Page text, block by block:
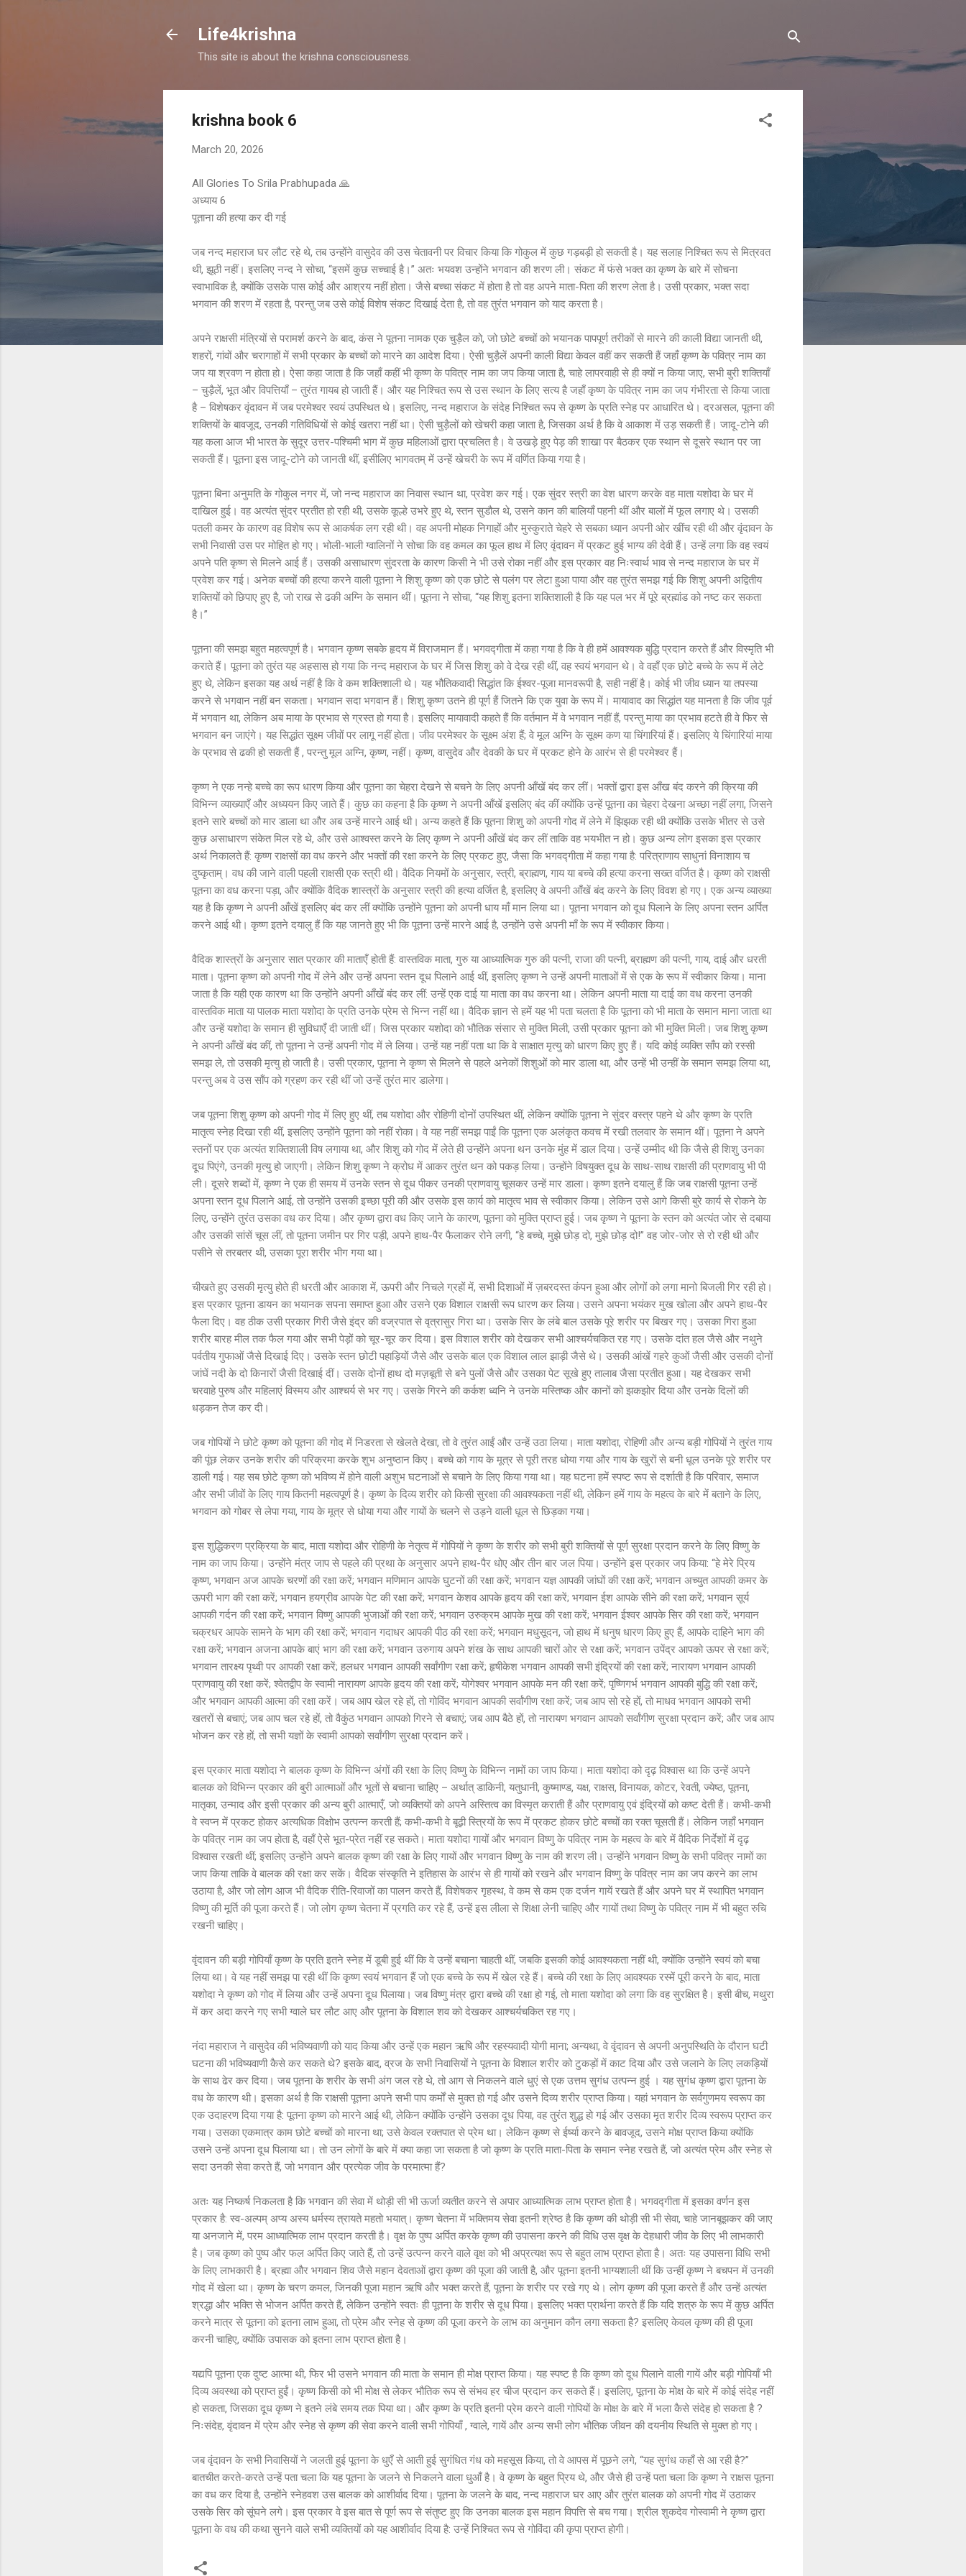
Life4krishna
This site is about the krishna consciousness.
krishna book 6
March 20, 2026
All Glories To Srila Prabhupada 🙏
अध्याय 6
पूताना की हत्या कर दी गई
जब नन्द महाराज घर लौट रहे थे, तब उन्होंने वासुदेव की उस चेतावनी पर विचार किया कि गोकुल में कुछ गड़बड़ी हो सकती है। यह सलाह निश्चित रूप से मित्रवत
थी, झूठी नहीं। इसलिए नन्द ने सोचा, “इसमें कुछ सच्चाई है।” अतः भयवश उन्होंने भगवान की शरण ली। संकट में फंसे भक्त का कृष्ण के बारे में सोचना
स्वाभाविक है, क्योंकि उसके पास कोई और आश्रय नहीं होता। जैसे बच्चा संकट में होता है तो वह अपने माता-पिता की शरण लेता है। उसी प्रकार, भक्त सदा
भगवान की शरण में रहता है, परन्तु जब उसे कोई विशेष संकट दिखाई देता है, तो वह तुरंत भगवान को याद करता है।
अपने राक्षसी मंत्रियों से परामर्श करने के बाद, कंस ने पूतना नामक एक चुड़ैल को, जो छोटे बच्चों को भयानक पापपूर्ण तरीकों से मारने की काली विद्या जानती थी,
शहरों, गांवों और चरागाहों में सभी प्रकार के बच्चों को मारने का आदेश दिया। ऐसी चुड़ैलें अपनी काली विद्या केवल वहीं कर सकती हैं जहाँ कृष्ण के पवित्र नाम का
जप या श्रवण न होता हो। ऐसा कहा जाता है कि जहाँ कहीं भी कृष्ण के पवित्र नाम का जप किया जाता है, चाहे लापरवाही से ही क्यों न किया जाए, सभी बुरी शक्तियाँ
– चुड़ैलें, भूत और विपत्तियाँ – तुरंत गायब हो जाती हैं। और यह निश्चित रूप से उस स्थान के लिए सत्य है जहाँ कृष्ण के पवित्र नाम का जप गंभीरता से किया जाता
है – विशेषकर वृंदावन में जब परमेश्वर स्वयं उपस्थित थे। इसलिए, नन्द महाराज के संदेह निश्चित रूप से कृष्ण के प्रति स्नेह पर आधारित थे। दरअसल, पूतना की
शक्तियों के बावजूद, उनकी गतिविधियों से कोई खतरा नहीं था। ऐसी चुड़ैलों को खेचरी कहा जाता है, जिसका अर्थ है कि वे आकाश में उड़ सकती हैं। जादू-टोने की
यह कला आज भी भारत के सुदूर उत्तर-पश्चिमी भाग में कुछ महिलाओं द्वारा प्रचलित है। वे उखड़े हुए पेड़ की शाखा पर बैठकर एक स्थान से दूसरे स्थान पर जा
सकती हैं। पूतना इस जादू-टोने को जानती थीं, इसीलिए भागवतम् में उन्हें खेचरी के रूप में वर्णित किया गया है।
पूतना बिना अनुमति के गोकुल नगर में, जो नन्द महाराज का निवास स्थान था, प्रवेश कर गई। एक सुंदर स्त्री का वेश धारण करके वह माता यशोदा के घर में
दाखिल हुई। वह अत्यंत सुंदर प्रतीत हो रही थी, उसके कूल्हे उभरे हुए थे, स्तन सुडौल थे, उसने कान की बालियाँ पहनी थीं और बालों में फूल लगाए थे। उसकी
पतली कमर के कारण वह विशेष रूप से आकर्षक लग रही थी। वह अपनी मोहक निगाहों और मुस्कुराते चेहरे से सबका ध्यान अपनी ओर खींच रही थी और वृंदावन के
सभी निवासी उस पर मोहित हो गए। भोली-भाली ग्वालिनों ने सोचा कि वह कमल का फूल हाथ में लिए वृंदावन में प्रकट हुई भाग्य की देवी हैं। उन्हें लगा कि वह स्वयं
अपने पति कृष्ण से मिलने आई हैं। उसकी असाधारण सुंदरता के कारण किसी ने भी उसे रोका नहीं और इस प्रकार वह निःस्वार्थ भाव से नन्द महाराज के घर में
प्रवेश कर गई। अनेक बच्चों की हत्या करने वाली पूतना ने शिशु कृष्ण को एक छोटे से पलंग पर लेटा हुआ पाया और वह तुरंत समझ गई कि शिशु अपनी अद्वितीय
शक्तियों को छिपाए हुए है, जो राख से ढकी अग्नि के समान थीं। पूतना ने सोचा, “यह शिशु इतना शक्तिशाली है कि यह पल भर में पूरे ब्रह्मांड को नष्ट कर सकता
है।”
पूतना की समझ बहुत महत्वपूर्ण है। भगवान कृष्ण सबके हृदय में विराजमान हैं। भगवद्गीता में कहा गया है कि वे ही हमें आवश्यक बुद्धि प्रदान करते हैं और विस्मृति भी
कराते हैं। पूतना को तुरंत यह अहसास हो गया कि नन्द महाराज के घर में जिस शिशु को वे देख रही थीं, वह स्वयं भगवान थे। वे वहाँ एक छोटे बच्चे के रूप में लेटे
हुए थे, लेकिन इसका यह अर्थ नहीं है कि वे कम शक्तिशाली थे। यह भौतिकवादी सिद्धांत कि ईश्वर-पूजा मानवरूपी है, सही नहीं है। कोई भी जीव ध्यान या तपस्या
करने से भगवान नहीं बन सकता। भगवान सदा भगवान हैं। शिशु कृष्ण उतने ही पूर्ण हैं जितने कि एक युवा के रूप में। मायावाद का सिद्धांत यह मानता है कि जीव पूर्व
में भगवान था, लेकिन अब माया के प्रभाव से ग्रस्त हो गया है। इसलिए मायावादी कहते हैं कि वर्तमान में वे भगवान नहीं हैं, परन्तु माया का प्रभाव हटते ही वे फिर से
भगवान बन जाएंगे। यह सिद्धांत सूक्ष्म जीवों पर लागू नहीं होता। जीव परमेश्वर के सूक्ष्म अंश हैं; वे मूल अग्नि के सूक्ष्म कण या चिंगारियां हैं। इसलिए ये चिंगारियां माया
के प्रभाव से ढकी हो सकती हैं , परन्तु मूल अग्नि, कृष्ण, नहीं। कृष्ण, वासुदेव और देवकी के घर में प्रकट होने के आरंभ से ही परमेश्वर हैं।
कृष्ण ने एक नन्हे बच्चे का रूप धारण किया और पूतना का चेहरा देखने से बचने के लिए अपनी आँखें बंद कर लीं। भक्तों द्वारा इस आँख बंद करने की क्रिया की
विभिन्न व्याख्याएँ और अध्ययन किए जाते हैं। कुछ का कहना है कि कृष्ण ने अपनी आँखें इसलिए बंद कीं क्योंकि उन्हें पूतना का चेहरा देखना अच्छा नहीं लगा, जिसने
इतने सारे बच्चों को मार डाला था और अब उन्हें मारने आई थी। अन्य कहते हैं कि पूतना शिशु को अपनी गोद में लेने में झिझक रही थी क्योंकि उसके भीतर से उसे
कुछ असाधारण संकेत मिल रहे थे, और उसे आश्वस्त करने के लिए कृष्ण ने अपनी आँखें बंद कर लीं ताकि वह भयभीत न हो। कुछ अन्य लोग इसका इस प्रकार
अर्थ निकालते हैं: कृष्ण राक्षसों का वध करने और भक्तों की रक्षा करने के लिए प्रकट हुए, जैसा कि भगवद्गीता में कहा गया है: परित्राणाय साधुनां विनाशाय च
दुष्कृताम्। वध की जाने वाली पहली राक्षसी एक स्त्री थी। वैदिक नियमों के अनुसार, स्त्री, ब्राह्मण, गाय या बच्चे की हत्या करना सख्त वर्जित है। कृष्ण को राक्षसी
पूतना का वध करना पड़ा, और क्योंकि वैदिक शास्त्रों के अनुसार स्त्री की हत्या वर्जित है, इसलिए वे अपनी आँखें बंद करने के लिए विवश हो गए। एक अन्य व्याख्या
यह है कि कृष्ण ने अपनी आँखें इसलिए बंद कर लीं क्योंकि उन्होंने पूतना को अपनी धाय माँ मान लिया था। पूतना भगवान को दूध पिलाने के लिए अपना स्तन अर्पित
करने आई थी। कृष्ण इतने दयालु हैं कि यह जानते हुए भी कि पूतना उन्हें मारने आई है, उन्होंने उसे अपनी माँ के रूप में स्वीकार किया।
वैदिक शास्त्रों के अनुसार सात प्रकार की माताएँ होती हैं: वास्तविक माता, गुरु या आध्यात्मिक गुरु की पत्नी, राजा की पत्नी, ब्राह्मण की पत्नी, गाय, दाई और धरती
माता। पूतना कृष्ण को अपनी गोद में लेने और उन्हें अपना स्तन दूध पिलाने आई थीं, इसलिए कृष्ण ने उन्हें अपनी माताओं में से एक के रूप में स्वीकार किया। माना
जाता है कि यही एक कारण था कि उन्होंने अपनी आँखें बंद कर लीं: उन्हें एक दाई या माता का वध करना था। लेकिन अपनी माता या दाई का वध करना उनकी
वास्तविक माता या पालक माता यशोदा के प्रति उनके प्रेम से भिन्न नहीं था। वैदिक ज्ञान से हमें यह भी पता चलता है कि पूतना को भी माता के समान माना जाता था
और उन्हें यशोदा के समान ही सुविधाएँ दी जाती थीं। जिस प्रकार यशोदा को भौतिक संसार से मुक्ति मिली, उसी प्रकार पूतना को भी मुक्ति मिली। जब शिशु कृष्ण
ने अपनी आँखें बंद कीं, तो पूतना ने उन्हें अपनी गोद में ले लिया। उन्हें यह नहीं पता था कि वे साक्षात मृत्यु को धारण किए हुए हैं। यदि कोई व्यक्ति साँप को रस्सी
समझ ले, तो उसकी मृत्यु हो जाती है। उसी प्रकार, पूतना ने कृष्ण से मिलने से पहले अनेकों शिशुओं को मार डाला था, और उन्हें भी उन्हीं के समान समझ लिया था,
परन्तु अब वे उस साँप को ग्रहण कर रही थीं जो उन्हें तुरंत मार डालेगा।
जब पूतना शिशु कृष्ण को अपनी गोद में लिए हुए थीं, तब यशोदा और रोहिणी दोनों उपस्थित थीं, लेकिन क्योंकि पूतना ने सुंदर वस्त्र पहने थे और कृष्ण के प्रति
मातृत्व स्नेह दिखा रही थीं, इसलिए उन्होंने पूतना को नहीं रोका। वे यह नहीं समझ पाईं कि पूतना एक अलंकृत कवच में रखी तलवार के समान थीं। पूतना ने अपने
स्तनों पर एक अत्यंत शक्तिशाली विष लगाया था, और शिशु को गोद में लेते ही उन्होंने अपना थन उनके मुंह में डाल दिया। उन्हें उम्मीद थी कि जैसे ही शिशु उनका
दूध पिएंगे, उनकी मृत्यु हो जाएगी। लेकिन शिशु कृष्ण ने क्रोध में आकर तुरंत थन को पकड़ लिया। उन्होंने विषयुक्त दूध के साथ-साथ राक्षसी की प्राणवायु भी पी
ली। दूसरे शब्दों में, कृष्ण ने एक ही समय में उनके स्तन से दूध पीकर उनकी प्राणवायु चूसकर उन्हें मार डाला। कृष्ण इतने दयालु हैं कि जब राक्षसी पूतना उन्हें
अपना स्तन दूध पिलाने आई, तो उन्होंने उसकी इच्छा पूरी की और उसके इस कार्य को मातृत्व भाव से स्वीकार किया। लेकिन उसे आगे किसी बुरे कार्य से रोकने के
लिए, उन्होंने तुरंत उसका वध कर दिया। और कृष्ण द्वारा वध किए जाने के कारण, पूतना को मुक्ति प्राप्त हुई। जब कृष्ण ने पूतना के स्तन को अत्यंत जोर से दबाया
और उसकी सांसें चूस लीं, तो पूतना जमीन पर गिर पड़ी, अपने हाथ-पैर फैलाकर रोने लगी, “हे बच्चे, मुझे छोड़ दो, मुझे छोड़ दो!” वह जोर-जोर से रो रही थी और
पसीने से तरबतर थी, उसका पूरा शरीर भीग गया था।
चीखते हुए उसकी मृत्यु होते ही धरती और आकाश में, ऊपरी और निचले ग्रहों में, सभी दिशाओं में ज़बरदस्त कंपन हुआ और लोगों को लगा मानो बिजली गिर रही हो।
इस प्रकार पूतना डायन का भयानक सपना समाप्त हुआ और उसने एक विशाल राक्षसी रूप धारण कर लिया। उसने अपना भयंकर मुख खोला और अपने हाथ-पैर
फैला दिए। वह ठीक उसी प्रकार गिरी जैसे इंद्र की वज्रपात से वृत्रासुर गिरा था। उसके सिर के लंबे बाल उसके पूरे शरीर पर बिखर गए। उसका गिरा हुआ
शरीर बारह मील तक फैल गया और सभी पेड़ों को चूर-चूर कर दिया। इस विशाल शरीर को देखकर सभी आश्चर्यचकित रह गए। उसके दांत हल जैसे और नथुने
पर्वतीय गुफाओं जैसे दिखाई दिए। उसके स्तन छोटी पहाड़ियों जैसे और उसके बाल एक विशाल लाल झाड़ी जैसे थे। उसकी आंखें गहरे कुओं जैसी और उसकी दोनों
जांघें नदी के दो किनारों जैसी दिखाई दीं। उसके दोनों हाथ दो मज़बूती से बने पुलों जैसे और उसका पेट सूखे हुए तालाब जैसा प्रतीत हुआ। यह देखकर सभी
चरवाहे पुरुष और महिलाएं विस्मय और आश्चर्य से भर गए। उसके गिरने की कर्कश ध्वनि ने उनके मस्तिष्क और कानों को झकझोर दिया और उनके दिलों की
धड़कन तेज कर दी।
जब गोपियों ने छोटे कृष्ण को पूतना की गोद में निडरता से खेलते देखा, तो वे तुरंत आईं और उन्हें उठा लिया। माता यशोदा, रोहिणी और अन्य बड़ी गोपियों ने तुरंत गाय
की पूंछ लेकर उनके शरीर की परिक्रमा करके शुभ अनुष्ठान किए। बच्चे को गाय के मूत्र से पूरी तरह धोया गया और गाय के खुरों से बनी धूल उनके पूरे शरीर पर
डाली गई। यह सब छोटे कृष्ण को भविष्य में होने वाली अशुभ घटनाओं से बचाने के लिए किया गया था। यह घटना हमें स्पष्ट रूप से दर्शाती है कि परिवार, समाज
और सभी जीवों के लिए गाय कितनी महत्वपूर्ण है। कृष्ण के दिव्य शरीर को किसी सुरक्षा की आवश्यकता नहीं थी, लेकिन हमें गाय के महत्व के बारे में बताने के लिए,
भगवान को गोबर से लेपा गया, गाय के मूत्र से धोया गया और गायों के चलने से उड़ने वाली धूल से छिड़का गया।
इस शुद्धिकरण प्रक्रिया के बाद, माता यशोदा और रोहिणी के नेतृत्व में गोपियों ने कृष्ण के शरीर को सभी बुरी शक्तियों से पूर्ण सुरक्षा प्रदान करने के लिए विष्णु के
नाम का जाप किया। उन्होंने मंत्र जाप से पहले की प्रथा के अनुसार अपने हाथ-पैर धोए और तीन बार जल पिया। उन्होंने इस प्रकार जप किया: “हे मेरे प्रिय
कृष्ण, भगवान अज आपके चरणों की रक्षा करें; भगवान मणिमान आपके घुटनों की रक्षा करें; भगवान यज्ञ आपकी जांघों की रक्षा करें; भगवान अच्युत आपकी कमर के
ऊपरी भाग की रक्षा करें; भगवान हयग्रीव आपके पेट की रक्षा करें; भगवान केशव आपके हृदय की रक्षा करें; भगवान ईश आपके सीने की रक्षा करें; भगवान सूर्य
आपकी गर्दन की रक्षा करें; भगवान विष्णु आपकी भुजाओं की रक्षा करें; भगवान उरुक्रम आपके मुख की रक्षा करें; भगवान ईश्वर आपके सिर की रक्षा करें; भगवान
चक्रधर आपके सामने के भाग की रक्षा करें; भगवान गदाधर आपकी पीठ की रक्षा करें; भगवान मधुसूदन, जो हाथ में धनुष धारण किए हुए हैं, आपके दाहिने भाग की
रक्षा करें; भगवान अजना आपके बाएं भाग की रक्षा करें; भगवान उरुगाय अपने शंख के साथ आपकी चारों ओर से रक्षा करें; भगवान उपेंद्र आपको ऊपर से रक्षा करें;
भगवान तारक्ष्य पृथ्वी पर आपकी रक्षा करें; हलधर भगवान आपकी सर्वांगीण रक्षा करें; हृषीकेश भगवान आपकी सभी इंद्रियों की रक्षा करें; नारायण भगवान आपकी
प्राणवायु की रक्षा करें; श्वेतद्वीप के स्वामी नारायण आपके हृदय की रक्षा करें; योगेश्वर भगवान आपके मन की रक्षा करें; पृष्णिगर्भ भगवान आपकी बुद्धि की रक्षा करें;
और भगवान आपकी आत्मा की रक्षा करें। जब आप खेल रहे हों, तो गोविंद भगवान आपकी सर्वांगीण रक्षा करें; जब आप सो रहे हों, तो माधव भगवान आपको सभी
खतरों से बचाएं; जब आप चल रहे हों, तो वैकुंठ भगवान आपको गिरने से बचाएं; जब आप बैठे हों, तो नारायण भगवान आपको सर्वांगीण सुरक्षा प्रदान करें; और जब आप
भोजन कर रहे हों, तो सभी यज्ञों के स्वामी आपको सर्वांगीण सुरक्षा प्रदान करें।
इस प्रकार माता यशोदा ने बालक कृष्ण के विभिन्न अंगों की रक्षा के लिए विष्णु के विभिन्न नामों का जाप किया। माता यशोदा को दृढ़ विश्वास था कि उन्हें अपने
बालक को विभिन्न प्रकार की बुरी आत्माओं और भूतों से बचाना चाहिए – अर्थात् डाकिनी, यतुधानी, कुष्माण्ड, यक्ष, राक्षस, विनायक, कोटर, रेवती, ज्येष्ठ, पूतना,
मातृका, उन्माद और इसी प्रकार की अन्य बुरी आत्माएँ, जो व्यक्तियों को अपने अस्तित्व का विस्मृत कराती हैं और प्राणवायु एवं इंद्रियों को कष्ट देती हैं। कभी-कभी
वे स्वप्न में प्रकट होकर अत्यधिक विक्षोभ उत्पन्न करती हैं; कभी-कभी वे बूढ़ी स्त्रियों के रूप में प्रकट होकर छोटे बच्चों का रक्त चूसती हैं। लेकिन जहाँ भगवान
के पवित्र नाम का जप होता है, वहाँ ऐसे भूत-प्रेत नहीं रह सकते। माता यशोदा गायों और भगवान विष्णु के पवित्र नाम के महत्व के बारे में वैदिक निर्देशों में दृढ़
विश्वास रखती थीं; इसलिए उन्होंने अपने बालक कृष्ण की रक्षा के लिए गायों और भगवान विष्णु के नाम की शरण ली। उन्होंने भगवान विष्णु के सभी पवित्र नामों का
जाप किया ताकि वे बालक की रक्षा कर सकें। वैदिक संस्कृति ने इतिहास के आरंभ से ही गायों को रखने और भगवान विष्णु के पवित्र नाम का जप करने का लाभ
उठाया है, और जो लोग आज भी वैदिक रीति-रिवाजों का पालन करते हैं, विशेषकर गृहस्थ, वे कम से कम एक दर्जन गायें रखते हैं और अपने घर में स्थापित भगवान
विष्णु की मूर्ति की पूजा करते हैं। जो लोग कृष्ण चेतना में प्रगति कर रहे हैं, उन्हें इस लीला से शिक्षा लेनी चाहिए और गायों तथा विष्णु के पवित्र नाम में भी बहुत रुचि
रखनी चाहिए।
वृंदावन की बड़ी गोपियाँ कृष्ण के प्रति इतने स्नेह में डूबी हुई थीं कि वे उन्हें बचाना चाहती थीं, जबकि इसकी कोई आवश्यकता नहीं थी, क्योंकि उन्होंने स्वयं को बचा
लिया था। वे यह नहीं समझ पा रही थीं कि कृष्ण स्वयं भगवान हैं जो एक बच्चे के रूप में खेल रहे हैं। बच्चे की रक्षा के लिए आवश्यक रस्में पूरी करने के बाद, माता
यशोदा ने कृष्ण को गोद में लिया और उन्हें अपना दूध पिलाया। जब विष्णु मंत्र द्वारा बच्चे की रक्षा हो गई, तो माता यशोदा को लगा कि वह सुरक्षित है। इसी बीच, मथुरा
में कर अदा करने गए सभी ग्वाले घर लौट आए और पूतना के विशाल शव को देखकर आश्चर्यचकित रह गए।
नंदा महाराज ने वासुदेव की भविष्यवाणी को याद किया और उन्हें एक महान ऋषि और रहस्यवादी योगी माना; अन्यथा, वे वृंदावन से अपनी अनुपस्थिति के दौरान घटी
घटना की भविष्यवाणी कैसे कर सकते थे? इसके बाद, व्रज के सभी निवासियों ने पूतना के विशाल शरीर को टुकड़ों में काट दिया और उसे जलाने के लिए लकड़ियों
के साथ ढेर कर दिया। जब पूतना के शरीर के सभी अंग जल रहे थे, तो आग से निकलने वाले धुएं से एक उत्तम सुगंध उत्पन्न हुई । यह सुगंध कृष्ण द्वारा पूतना के
वध के कारण थी। इसका अर्थ है कि राक्षसी पूतना अपने सभी पाप कर्मों से मुक्त हो गई और उसने दिव्य शरीर प्राप्त किया। यहां भगवान के सर्वगुणमय स्वरूप का
एक उदाहरण दिया गया है: पूतना कृष्ण को मारने आई थी, लेकिन क्योंकि उन्होंने उसका दूध पिया, वह तुरंत शुद्ध हो गई और उसका मृत शरीर दिव्य स्वरूप प्राप्त कर
गया। उसका एकमात्र काम छोटे बच्चों को मारना था; उसे केवल रक्तपात से प्रेम था। लेकिन कृष्ण से ईर्ष्या करने के बावजूद, उसने मोक्ष प्राप्त किया क्योंकि
उसने उन्हें अपना दूध पिलाया था। तो उन लोगों के बारे में क्या कहा जा सकता है जो कृष्ण के प्रति माता-पिता के समान स्नेह रखते हैं, जो अत्यंत प्रेम और स्नेह से
सदा उनकी सेवा करते हैं, जो भगवान और प्रत्येक जीव के परमात्मा हैं?
अतः यह निष्कर्ष निकलता है कि भगवान की सेवा में थोड़ी सी भी ऊर्जा व्यतीत करने से अपार आध्यात्मिक लाभ प्राप्त होता है। भगवद्गीता में इसका वर्णन इस
प्रकार है: स्व-अल्पम् अप्य अस्य धर्मस्य त्रायते महतो भयात्। कृष्ण चेतना में भक्तिमय सेवा इतनी श्रेष्ठ है कि कृष्ण की थोड़ी सी भी सेवा, चाहे जानबूझकर की जाए
या अनजाने में, परम आध्यात्मिक लाभ प्रदान करती है। वृक्ष के पुष्प अर्पित करके कृष्ण की उपासना करने की विधि उस वृक्ष के देहधारी जीव के लिए भी लाभकारी
है। जब कृष्ण को पुष्प और फल अर्पित किए जाते हैं, तो उन्हें उत्पन्न करने वाले वृक्ष को भी अप्रत्यक्ष रूप से बहुत लाभ प्राप्त होता है। अतः यह उपासना विधि सभी
के लिए लाभकारी है। ब्रह्मा और भगवान शिव जैसे महान देवताओं द्वारा कृष्ण की पूजा की जाती है, और पूतना इतनी भाग्यशाली थीं कि उन्हीं कृष्ण ने बचपन में उनकी
गोद में खेला था। कृष्ण के चरण कमल, जिनकी पूजा महान ऋषि और भक्त करते हैं, पूतना के शरीर पर रखे गए थे। लोग कृष्ण की पूजा करते हैं और उन्हें अत्यंत
श्रद्धा और भक्ति से भोजन अर्पित करते हैं, लेकिन उन्होंने स्वतः ही पूतना के शरीर से दूध पिया। इसलिए भक्त प्रार्थना करते हैं कि यदि शत्रु के रूप में कुछ अर्पित
करने मात्र से पूतना को इतना लाभ हुआ, तो प्रेम और स्नेह से कृष्ण की पूजा करने के लाभ का अनुमान कौन लगा सकता है? इसलिए केवल कृष्ण की ही पूजा
करनी चाहिए, क्योंकि उपासक को इतना लाभ प्राप्त होता है।
यद्यपि पूतना एक दुष्ट आत्मा थी, फिर भी उसने भगवान की माता के समान ही मोक्ष प्राप्त किया। यह स्पष्ट है कि कृष्ण को दूध पिलाने वाली गायें और बड़ी गोपियाँ भी
दिव्य अवस्था को प्राप्त हुईं। कृष्ण किसी को भी मोक्ष से लेकर भौतिक रूप से संभव हर चीज प्रदान कर सकते हैं। इसलिए, पूतना के मोक्ष के बारे में कोई संदेह नहीं
हो सकता, जिसका दूध कृष्ण ने इतने लंबे समय तक पिया था। और कृष्ण के प्रति इतनी प्रेम करने वाली गोपियों के मोक्ष के बारे में भला कैसे संदेह हो सकता है ?
निःसंदेह, वृंदावन में प्रेम और स्नेह से कृष्ण की सेवा करने वाली सभी गोपियाँ , ग्वाले, गायें और अन्य सभी लोग भौतिक जीवन की दयनीय स्थिति से मुक्त हो गए।
जब वृंदावन के सभी निवासियों ने जलती हुई पूतना के धुएँ से आती हुई सुगंधित गंध को महसूस किया, तो वे आपस में पूछने लगे, “यह सुगंध कहाँ से आ रही है?”
बातचीत करते-करते उन्हें पता चला कि यह पूतना के जलने से निकलने वाला धुआँ है। वे कृष्ण के बहुत प्रिय थे, और जैसे ही उन्हें पता चला कि कृष्ण ने राक्षस पूतना
का वध कर दिया है, उन्होंने स्नेहवश उस बालक को आशीर्वाद दिया। पूतना के जलने के बाद, नन्द महाराज घर आए और तुरंत बालक को अपनी गोद में उठाकर
उसके सिर को सूंघने लगे। इस प्रकार वे इस बात से पूर्ण रूप से संतुष्ट हुए कि उनका बालक इस महान विपत्ति से बच गया। श्रील शुकदेव गोस्वामी ने कृष्ण द्वारा
पूतना के वध की कथा सुनने वाले सभी व्यक्तियों को यह आशीर्वाद दिया है: उन्हें निश्चित रूप से गोविंदा की कृपा प्राप्त होगी।